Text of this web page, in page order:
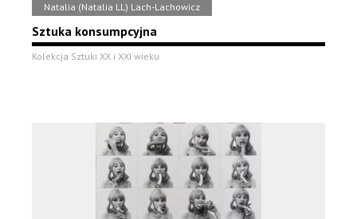
Natalia (Natalia LL) Lach-Lachowicz
Sztuka konsumpcyjna
Kolekcja Sztuki XX i XXI wieku